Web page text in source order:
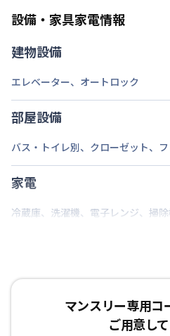
い。期間の変更がある場合は
設備・家具家電情報
建物設備
エレベーター、 オートロック
部屋設備
バス・トイレ別、 クローゼット、
家電
冷蔵庫、 洗濯機、 電子レンジ、 掃
マンスリー専用コ
ご用意し